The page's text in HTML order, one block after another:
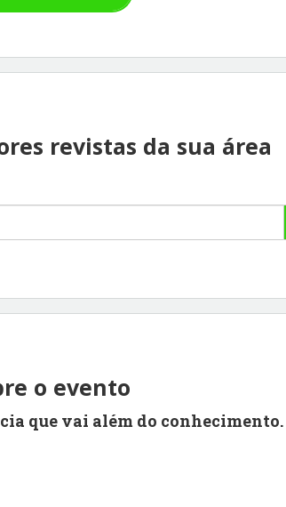
revistas da sua área
o evento
que vai além do conhecimento.